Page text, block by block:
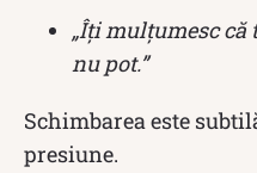
„Îți mulțumesc
nu pot.”
Schimbarea este
presiune.